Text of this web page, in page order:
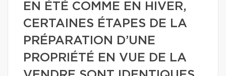
EN ÉTÉ COMME EN HIVER,
CERTAINES ÉTAPES DE LA
PRÉPARATION D’UNE
PROPRIÉTÉ EN VUE DE LA